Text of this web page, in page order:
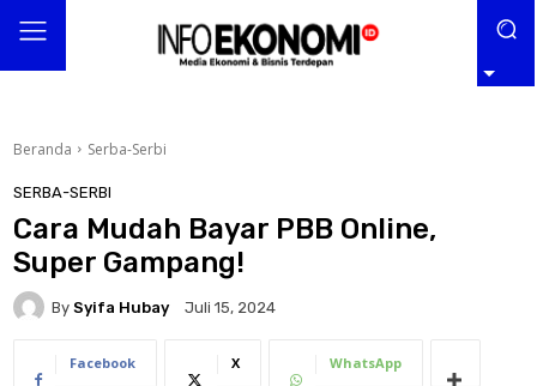
Beranda Serba-Serbi
SERBA-SERBI
Cara Mudah Bayar PBB Online,
Super Gampang!
By Syifa Hubay Juli 15, 2024
Facebook X WhatsApp